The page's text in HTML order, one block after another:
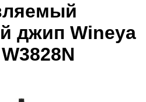
джип Wineya